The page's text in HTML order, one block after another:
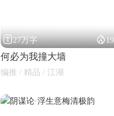
27万字 
何必为我撞大墙
编推 / 精品 / 江湖